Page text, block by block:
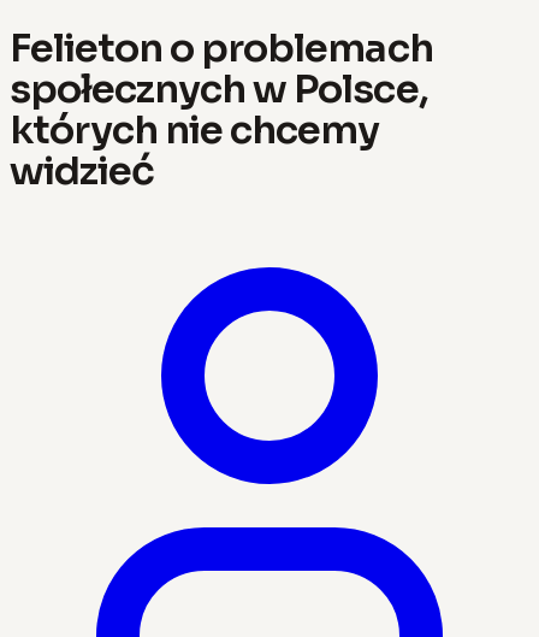
Felieton o problemach
społecznych w Polsce,
których nie chcemy
widzieć